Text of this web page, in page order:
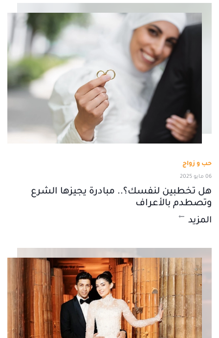
حب و زواج
06 مايو 2025
هل تخطبين لنفسك؟.. مبادرة يجيزها الشرع
وتصطدم بالأعراف
المزيد